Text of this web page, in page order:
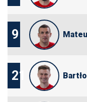
9
21